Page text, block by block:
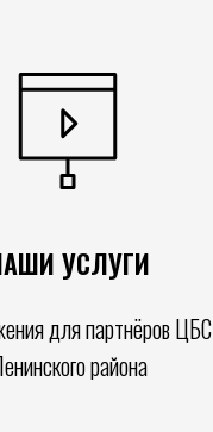
УСЛУГИ
для партнёров ЦБС
района